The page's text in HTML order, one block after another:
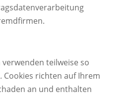
teilweise so
Cookies richten auf Ihrem
an und enthalten